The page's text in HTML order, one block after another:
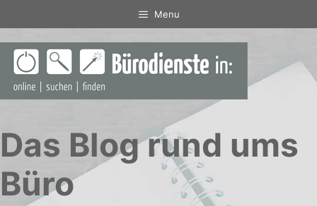
Inhalt
springen
Menu
Das Blog rund ums
Büro